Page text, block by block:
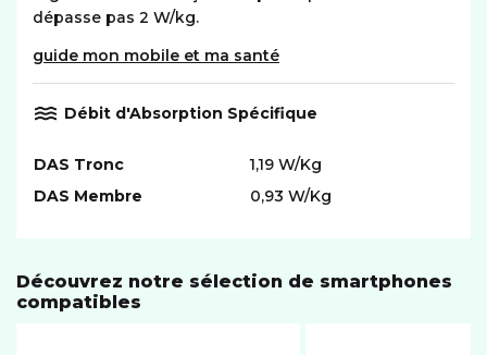
dépasse pas 2 W/kg.
guide mon mobile et ma santé
Débit d'Absorption Spécifique
DAS Tronc
1,19 W/Kg
DAS Membre
0,93 W/Kg
Découvrez notre sélection de smartphones
compatibles